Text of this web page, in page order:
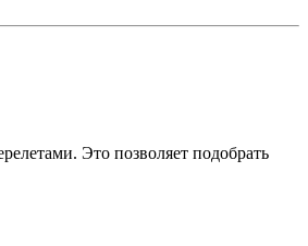
Это позволяет подобрать